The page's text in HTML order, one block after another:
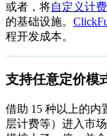
或者，将自定义计
的基础设施。
程开发成本。
Zenflow
随用
按实
支持任意定价模
借助 15 种以上的内
层计费等）进入市场
特别优惠